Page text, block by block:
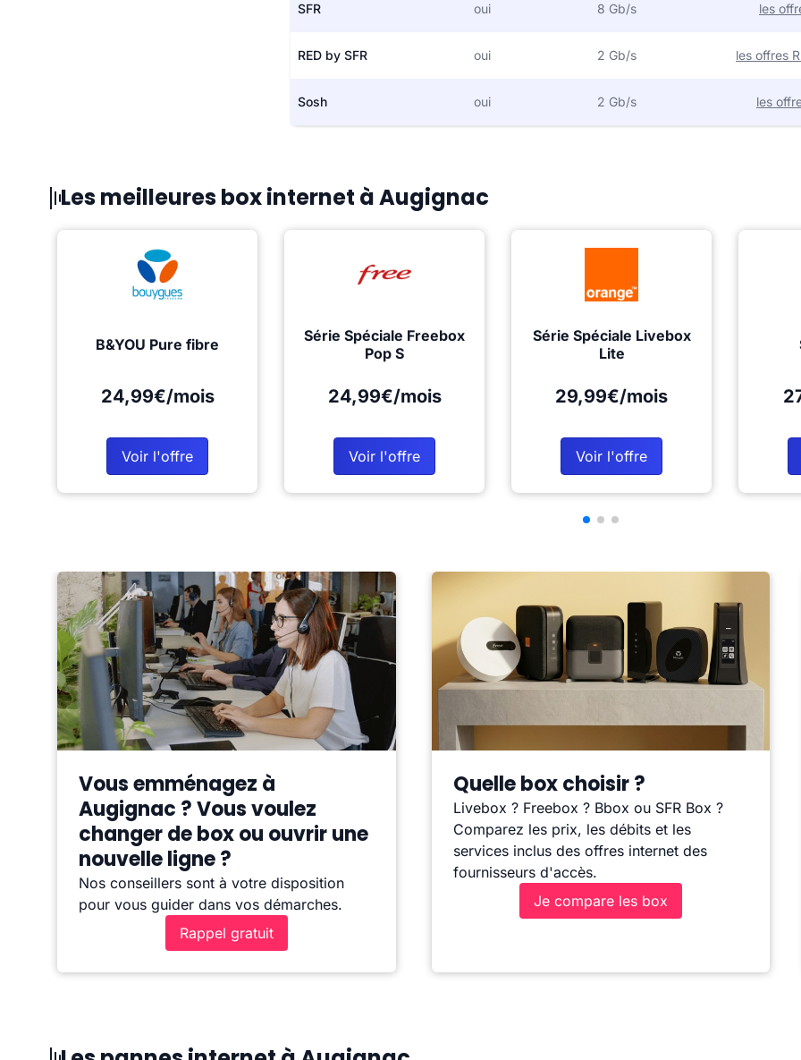
SFR oui 8 Gb/s les
RED by SFR oui 2 Gb/s les offres
Sosh oui 2 Gb/s les
Les meilleures box internet à Augignac
B&YOU Pure fibre
24,99€/mois
Voir l'offre
Série Spéciale Freebox
Pop S
24,99€/mois
Voir l'offre
Série Spéciale Livebox
Lite
29,99€/mois
Voir l'offre
Vous emménagez à
Augignac ? Vous voulez
changer de box ou ouvrir une
nouvelle ligne ?
Nos conseillers sont à votre disposition
pour vous guider dans vos démarches.
Rappel gratuit
Quelle box choisir ?
Livebox ? Freebox ? Bbox ou SFR Box ?
Comparez les prix, les débits et les
services inclus des offres internet des
fournisseurs d'accès.
Je compare les box